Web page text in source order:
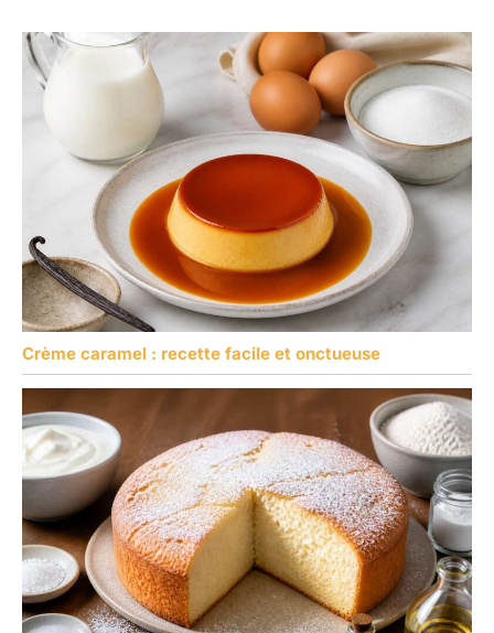
Crème caramel : recette facile et onctueuse